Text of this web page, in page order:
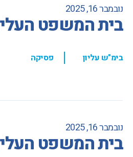
נובמבר 16, 2025
בית המשפט
בימ"ש עליון , פסיקה
נובמבר 16, 2025
בית המשפט